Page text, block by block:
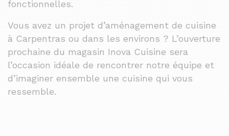
fonctionnelles.
Vous avez un projet d’aménagement de cuisine
à Carpentras ou dans les environs ? L’ouverture
prochaine du magasin Inova Cuisine sera
l’occasion idéale de rencontrer notre équipe et
d’imaginer ensemble une cuisine qui vous
ressemble.